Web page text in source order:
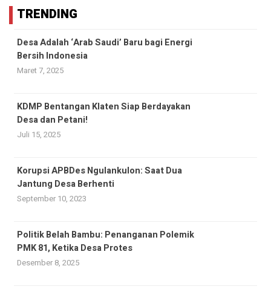
TRENDING
Desa Adalah ‘Arab Saudi’ Baru bagi Energi
Bersih Indonesia
Maret 7, 2025
KDMP Bentangan Klaten Siap Berdayakan
Desa dan Petani!
Juli 15, 2025
Korupsi APBDes Ngulankulon: Saat Dua
Jantung Desa Berhenti
September 10, 2023
Politik Belah Bambu: Penanganan Polemik
PMK 81, Ketika Desa Protes
Desember 8, 2025